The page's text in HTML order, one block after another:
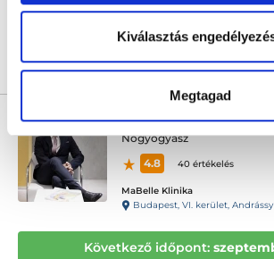
Kiválasztás
Megtagad
Árlista Összes időpont
Dr. Szuromi András
Nőgyógyász
4.8
40 értékelés
MaBelle Klinika
Budapest, VI. kerület, Andrássy
Következő időpont: